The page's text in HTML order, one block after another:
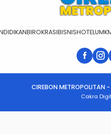
BIROKRASIBISNISHOTEL
CIREBON
Cakra